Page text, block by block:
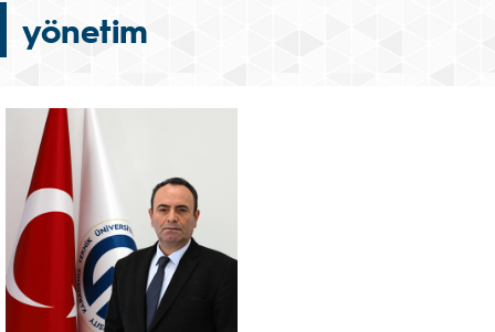
yönetim